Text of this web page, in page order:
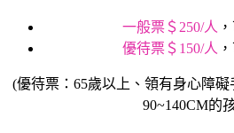
一般票＄250/人
優待票＄150/人
(優待票：65歲以上、領有身心障
90~140CM的